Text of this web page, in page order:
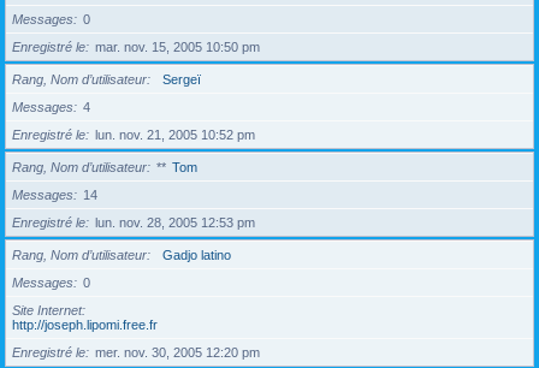
Messages
0
Enregistré le
mar. nov. 15, 2005 10:50 pm
Rang, Nom d’utilisateur
Sergeï
Messages
4
Enregistré le
lun. nov. 21, 2005 10:52 pm
Rang, Nom d’utilisateur ** Tom
Messages
14
Enregistré le
lun. nov. 28, 2005 12:53 pm
Rang, Nom d’utilisateur
Gadjo latino
Messages
0
Site Internet
http://joseph.lipomi.free.fr
Enregistré le
mer. nov. 30, 2005 12:20 pm